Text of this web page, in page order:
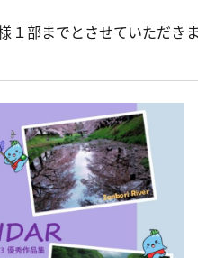
１部までとさせていただき